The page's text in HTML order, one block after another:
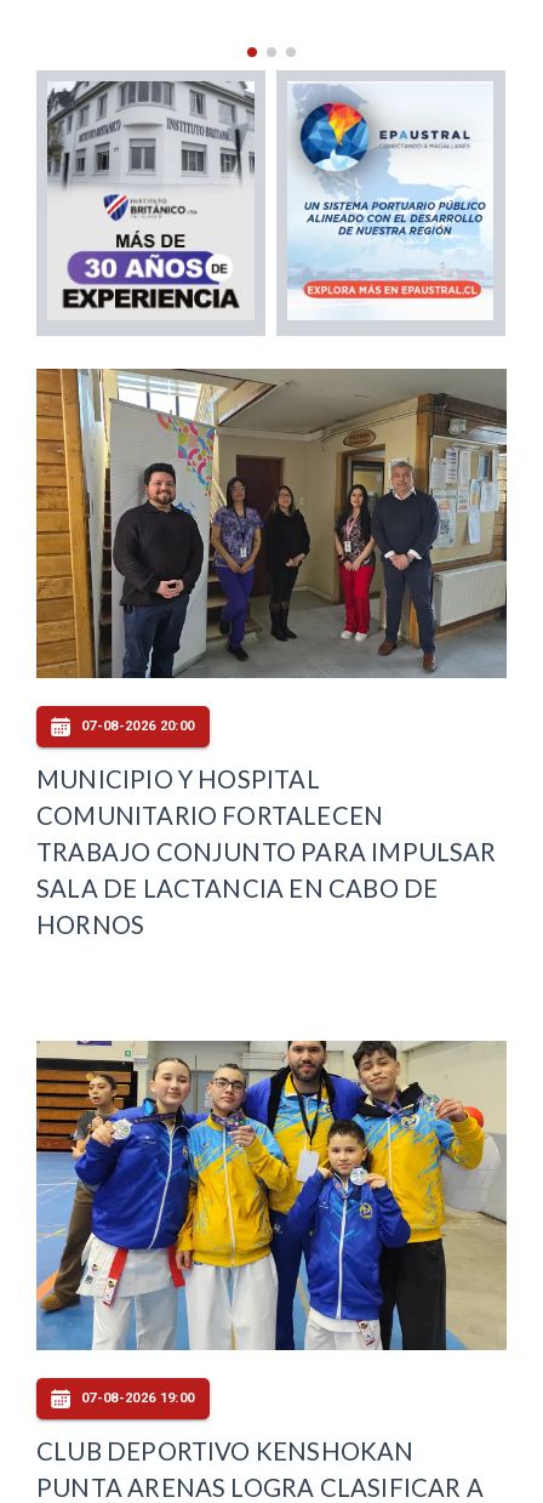
07-08-2026 20:00
MUNICIPIO Y HOSPITAL
COMUNITARIO FORTALECEN
TRABAJO CONJUNTO PARA IMPULSAR
SALA DE LACTANCIA EN CABO DE
HORNOS
07-08-2026 19:00
CLUB DEPORTIVO KENSHOKAN
PUNTA ARENAS LOGRA CLASIFICAR A